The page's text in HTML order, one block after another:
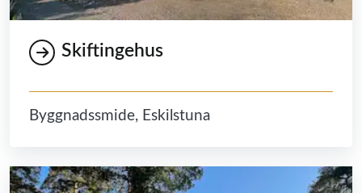
Skiftingehus
Byggnadssmide, Eskilstuna